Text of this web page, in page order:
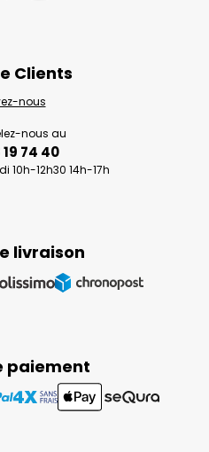
paiement
livraison
Clients
nous
nous au
74 40
10h-12h30 14h-17h